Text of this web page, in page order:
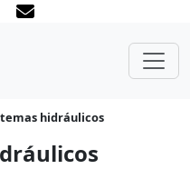
hidráulicos